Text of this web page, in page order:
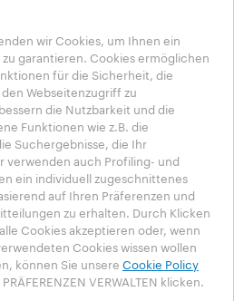
widerrufen
wir Cookies, um Ihnen ein
garantieren. Cookies ermöglichen
für die Sicherheit, die
Webseitenzugriff zu
die Nutzbarkeit und die
Funktionen wie z.B. die
Suchergebnisse, die Ihr
verwenden auch Profiling- und
ein individuell zugeschnittenes
auf Ihren Präferenzen und
zu erhalten. Durch Klicken
Cookies akzeptieren oder, wenn
Cookies wissen wollen
können Sie unsere Cookie Policy
VERWALTEN klicken.